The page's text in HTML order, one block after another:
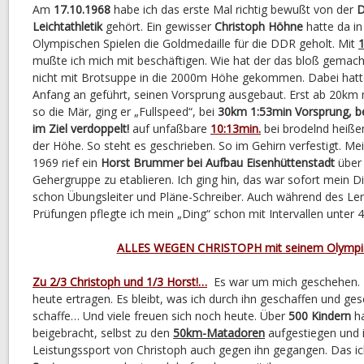
Am 17.10.1968 habe ich das erste Mal richtig bewußt von der
Leichtathletikgehört. Ein gewisser Christoph Höhne hatte da
Olympischen Spielen die Goldmedaille für die DDR geholt. Mit
mußte ich mich mit beschäftigen. Wie hat der das bloß
nicht mit Brotsuppe in die 2000m Höhe gekommen. Dabei
Anfang an geführt, seinen Vorsprung ausgebaut. Erst ab
so die Mär, ging er „Fullspeed“, bei 30km 1:53min Vorsprung,
im Ziel verdoppelt! auf unfaßbare 10:13min. bei brodelnd
der Höhe. So steht es geschrieben. So im Gehirn verfestigt.
1969 rief ein Horst Brummer bei Aufbau Eisenhüttenstadt
Gehergruppe zu etablieren. Ich ging hin, das war sofort mein
schon Übungsleiter und Pläne-Schreiber. Auch während des
Prüfungen pflegte ich mein „Ding“ schon mit Intervallen unter
ALLES WEGEN CHRISTOPH mit seinem
Zu 2/3 Christoph und 1/3 Horst!… Es war um mich
heute ertragen. Es bleibt, was ich durch ihn geschaffen und
schaffe… Und viele freuen sich noch heute. Über 500 Kindern
beigebracht, selbst zu den 50km-Matadoren aufgestiegen und
Leistungssport von Christoph auch gegen ihn gegangen. Das